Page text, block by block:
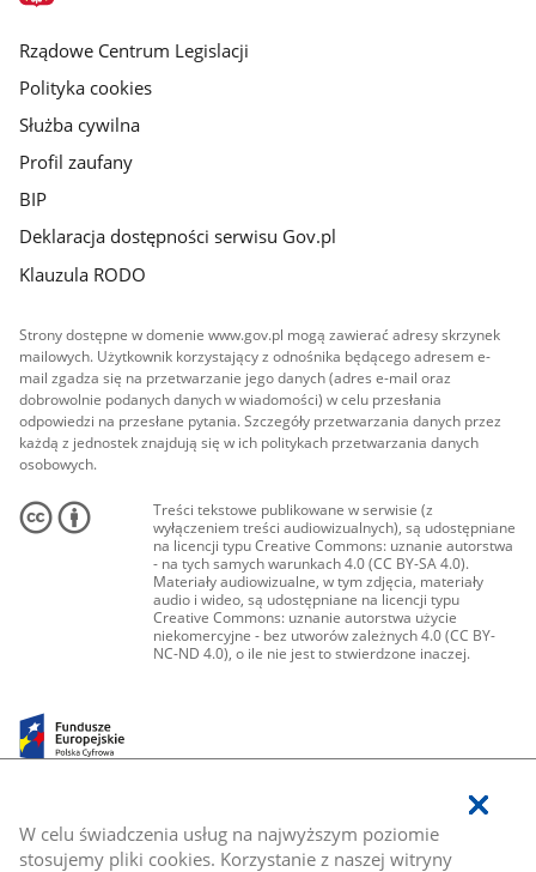
W celu świadczenia usług na najwyższym poziomie
stosujemy pliki cookies. Korzystanie z naszej witryny
Rządowe Centrum Legislacji
Polityka cookies
Służba cywilna
Profil zaufany
BIP
Deklaracja dostępności serwisu Gov.pl
Klauzula RODO
Strony dostępne w domenie www.gov.pl mogą zawierać adresy skrzynek
mailowych. Użytkownik korzystający z odnośnika będącego adresem e-
mail zgadza się na przetwarzanie jego danych (adres e-mail oraz
dobrowolnie podanych danych w wiadomości) w celu przesłania
odpowiedzi na przesłane pytania. Szczegóły przetwarzania danych przez
każdą z jednostek znajdują się w ich politykach przetwarzania danych
osobowych.
Treści tekstowe publikowane w serwisie (z
wyłączeniem treści audiowizualnych), są udostępniane
na licencji typu Creative Commons: uznanie autorstwa
- na tych samych warunkach 4.0 (CC BY-SA 4.0).
Materiały audiowizualne, w tym zdjęcia, materiały
audio i wideo, są udostępniane na licencji typu
Creative Commons: uznanie autorstwa użycie
niekomercyjne - bez utworów zależnych 4.0 (CC BY-
NC-ND 4.0), o ile nie jest to stwierdzone inaczej.